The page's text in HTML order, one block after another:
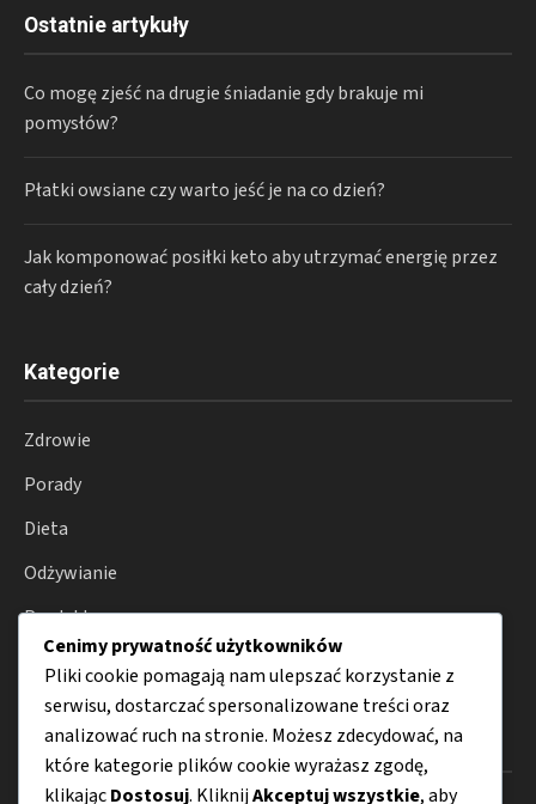
Ostatnie artykuły
Co mogę zjeść na drugie śniadanie gdy brakuje mi
pomysłów?
Płatki owsiane czy warto jeść je na co dzień?
Jak komponować posiłki keto aby utrzymać energię przez
cały dzień?
Kategorie
Zdrowie
Porady
Dieta
Odżywianie
Produkty
Choroby
Menu
Cenimy prywatność użytkowników
Pliki cookie pomagają nam ulepszać korzystanie z
serwisu, dostarczać spersonalizowane treści oraz
analizować ruch na stronie. Możesz zdecydować, na
które kategorie plików cookie wyrażasz zgodę,
klikającDostosuj. KliknijAkceptuj wszystkie, aby